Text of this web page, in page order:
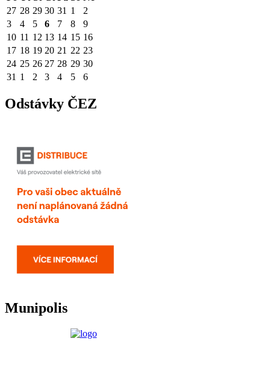
27 28 29 30 31 1
2
3
4 5 6 7 8
9
10 11 12 13 14 15 16
17 18 19 20 21 22 23
24 25 26 27 28 29 30
31 1 2 3 4 5 6
Odstávky ČEZ
Munipolis